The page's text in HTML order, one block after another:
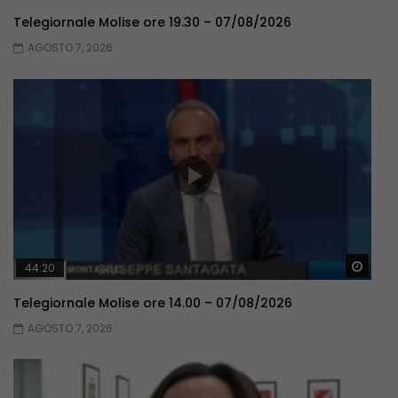
Telegiornale Molise ore 19.30 – 07/08/2026
AGOSTO 7, 2026
44:20
Telegiornale Molise ore 14.00 – 07/08/2026
AGOSTO 7, 2026